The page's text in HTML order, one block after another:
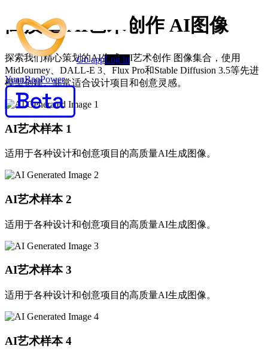
YuanBaoPower
Go appLog in
高质量 AI艺术创作 AI图像
探索我们精心策划的AI生成 AI艺术创作 图像集合，使用
MidJourney、DALL-E 3、Flux Pro和Stable Diffusion 3.5等先进
模型创建。非常适合设计项目和创意灵感。
AI艺术样本 1
适用于各种设计和创意项目的高质量AI生成图像。
AI艺术样本 2
适用于各种设计和创意项目的高质量AI生成图像。
AI艺术样本 3
适用于各种设计和创意项目的高质量AI生成图像。
AI艺术样本 4